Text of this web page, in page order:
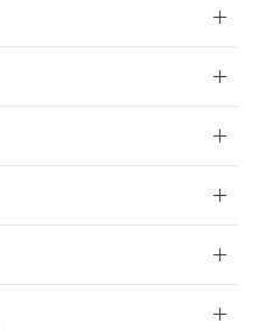
響
とは、
て"
の「1.共同利
の非含有証明書
当社基準）
非含有を証明す
非含有を証明する
ル酸エステル類４
了までの期間は出
することから備考
割愛しておりま